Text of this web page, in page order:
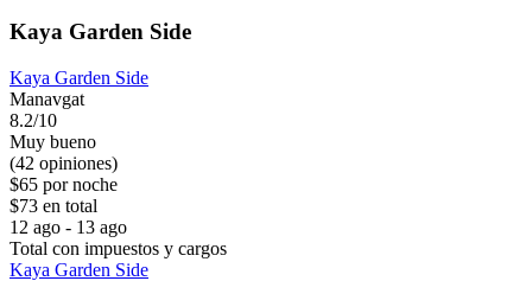
Kaya Garden Side
Kaya Garden Side
Manavgat
8.2/10
Muy bueno
(42 opiniones)
$65 por noche
$73 en total
12 ago - 13 ago
Total con impuestos y cargos
Kaya Garden Side